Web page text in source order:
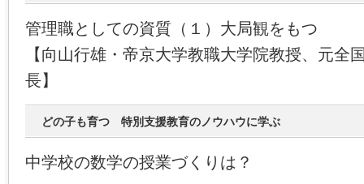
管理職としての資質（１）大局観をもつ
【向山行雄・帝京大学教職大学院教授、元全
長】
どの子も育つ 特別支援教育のノウハウに学ぶ
中学校の数学の授業づくりは？